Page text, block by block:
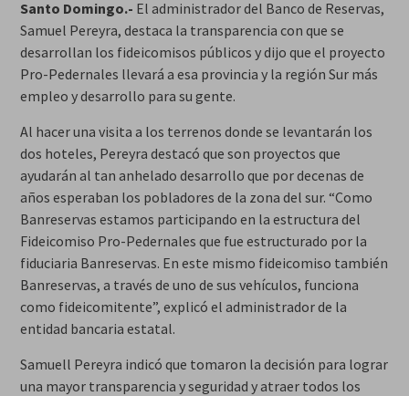
Santo Domingo.- El administrador del Banco de Reservas,
Samuel Pereyra, destaca la transparencia con que se
desarrollan los fideicomisos públicos y dijo que el proyecto
Pro-Pedernales llevará a esa provincia y la región Sur más
empleo y desarrollo para su gente.
Al hacer una visita a los terrenos donde se levantarán los
dos hoteles, Pereyra destacó que son proyectos que
ayudarán al tan anhelado desarrollo que por decenas de
años esperaban los pobladores de la zona del sur. “Como
Banreservas estamos participando en la estructura del
Fideicomiso Pro-Pedernales que fue estructurado por la
fiduciaria Banreservas. En este mismo fideicomiso también
Banreservas, a través de uno de sus vehículos, funciona
como fideicomitente”, explicó el administrador de la
entidad bancaria estatal.
Samuell Pereyra indicó que tomaron la decisión para lograr
una mayor transparencia y seguridad y atraer todos los